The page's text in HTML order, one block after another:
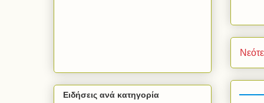
Ειδήσεις ανά κατηγορία